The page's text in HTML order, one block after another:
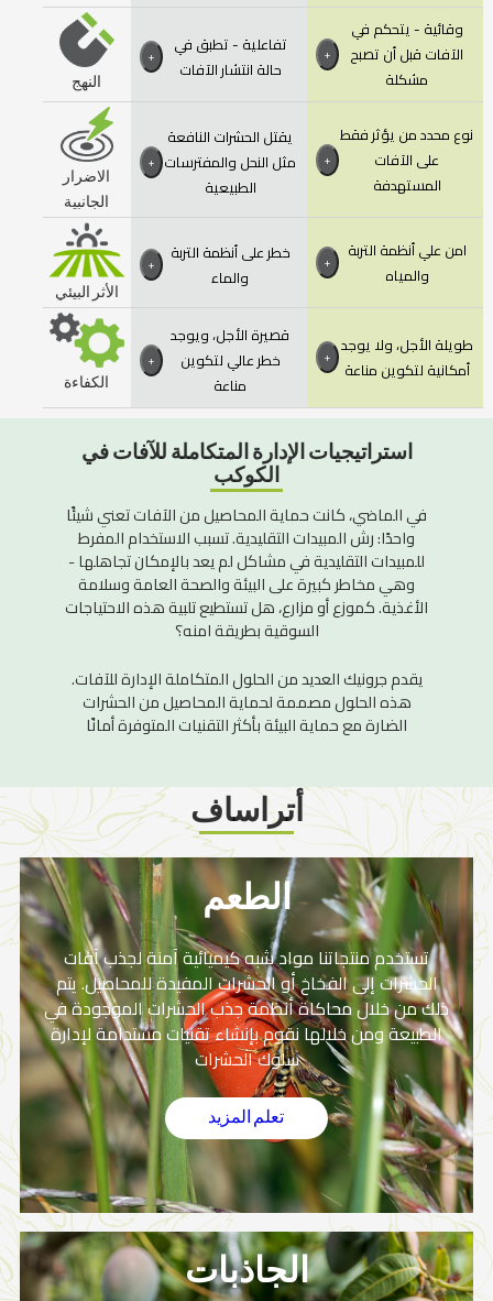
النهج
تفاعلية - تطبق في
حالة انتشار الآفات
+
وقائية - يتحكم في
الآفات قبل أن تصبح
مشكلة
+
الاضرار
الجانبية
يقتل الحشرات النافعة
مثل النحل والمفترسات
الطبيعية
+
نوع محدد من يؤثر فقط
على الآفات
المستهدفة
+
الأثر البيئي
خطر على أنظمة التربة
والماء
+
امن علي أنظمة التربة
والمياه
+
الكفاءة
قصيرة الأجل، ويوجد
خطر عالي لتكوين
مناعة
+
طويلة الأجل، ولا يوجد
أمكانية لتكوين مناعة
+
استراتيجيات الإدارة المتكاملة للآفات في
الكوكب
في الماضي، كانت حماية المحاصيل من الآفات تعني شيئًا
واحدًا: رش المبيدات التقليدية. تسبب الاستخدام المفرط
للمبيدات التقليدية في مشاكل لم يعد بالإمكان تجاهلها -
وهي مخاطر كبيرة على البيئة والصحة العامة وسلامة
الأغذية. كموزع أو مزارع، هل تستطيع تلبية هذه الاحتياجات
السوقية بطريقة امنه؟
يقدم جرونيك العديد من الحلول المتكاملة الإدارة للآفات.
هذه الحلول مصممة لحماية المحاصيل من الحشرات
الضارة مع حماية البيئة بأكثر التقنيات المتوفرة أمانًا
أتراساف
الطعم
تستخدم منتجاتنا مواد شبه كيميائية آمنة لجذب آفات
الحشرات إلى الفخاخ أو الحشرات المفيدة للمحاصيل. يتم
ذلك من خلال محاكاة أنظمة جذب الحشرات الموجودة في
الطبيعة ومن خلالها نقوم بإنشاء تقنيات مستدامة لإدارة
سلوك الحشرات
تعلم المزيد
الجاذبات